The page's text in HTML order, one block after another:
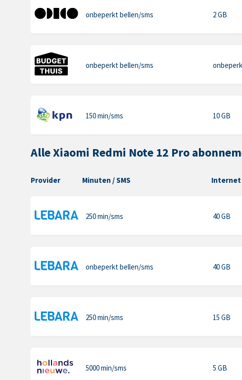
onbeperkt bellen/sms 2 GB
onbeperkt bellen/sms
150 min/sms 10 GB
Alle Xiaomi Redmi Note 12 Pro
Provider Minuten / SMS Internet
250 min/sms 40 GB
onbeperkt bellen/sms 40 GB
250 min/sms 15 GB
5000 min/sms 5 GB